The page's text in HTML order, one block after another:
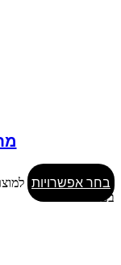
בחר אפשרויות
בעמוד המוצר